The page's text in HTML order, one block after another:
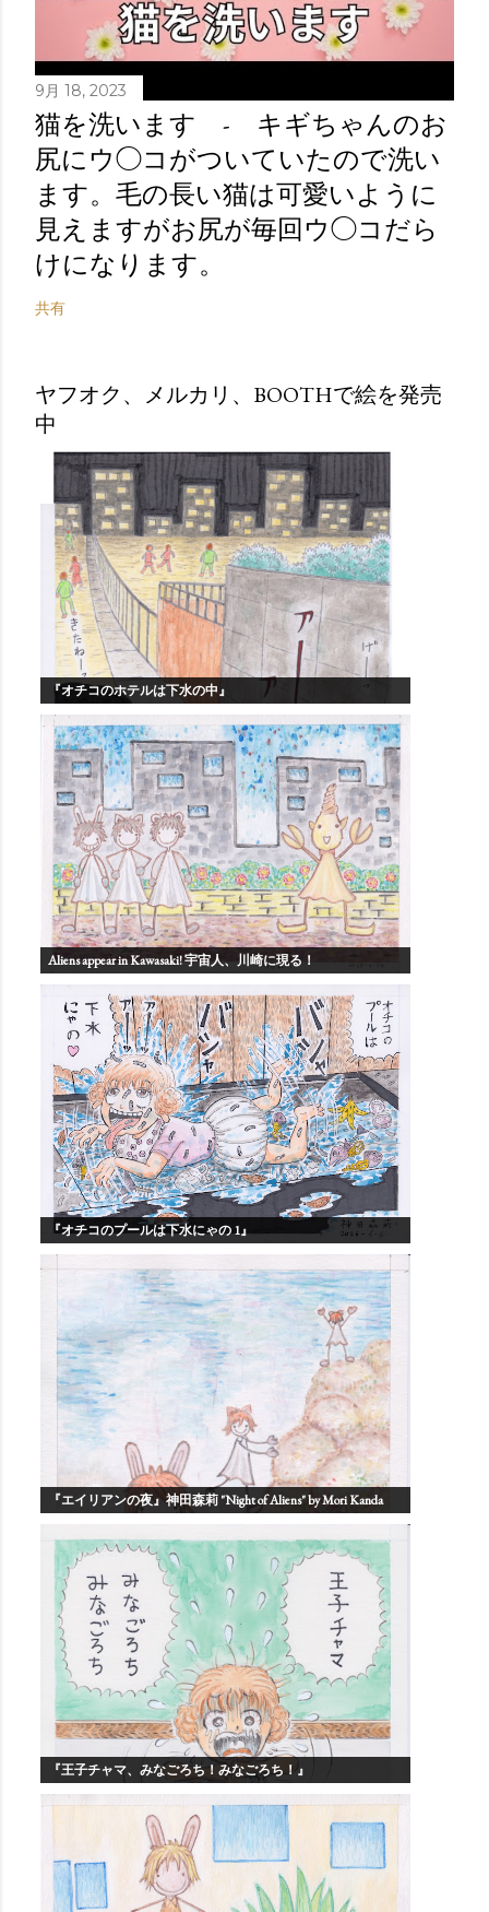
9月 18, 2023
猫を洗います - キギちゃんのお
尻にウ◯コがついていたので洗い
ます。毛の長い猫は可愛いように
見えますがお尻が毎回ウ◯コだら
けになります。
共有
ヤフオク、メルカリ、BOOTHで絵を発売
中
『オチコのホテルは下水の中』
Aliens appear in Kawasaki! 宇宙人、川崎に現る！
『オチコのプールは下水にゃの 1』
『エイリアンの夜』神田森莉 "Night of Aliens" by Mori Kanda
『王子チャマ、みなごろち！みなごろち！』